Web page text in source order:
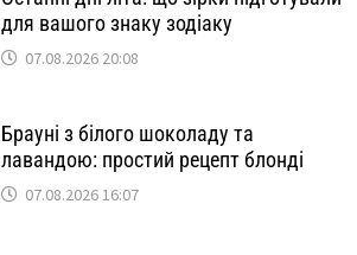
для вашого знаку зодіаку
07.08.2026 20:08
Брауні з білого шоколаду та
лавандою: простий рецепт блонді
07.08.2026 16:07